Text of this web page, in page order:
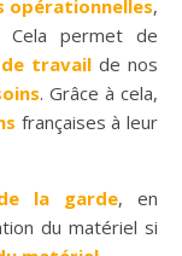
opérationnelles,
Cela permet de
travail de nos
. Grâce à cela,
françaises à leur
la garde, en
du matériel si